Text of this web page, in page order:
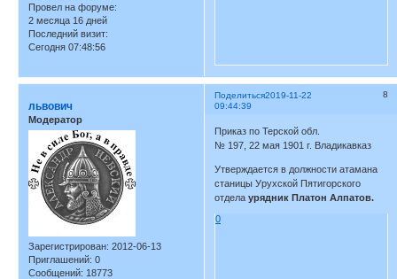
Провел на форуме:
2 месяца 16 дней
Последний визит:
Сегодня 07:48:56
Поделиться 8
2019-11-22
09:44:39
львович
Модератор
Зарегистрирован: 2012-06-13
Приглашений: 0
Сообщений: 18773
Приказ по Терской обл.
№ 197, 22 мая 1901 г. Владикавказ
Утверждается в должности атамана
станицы Урухской Пятигорского
отделаурядник Платон Алпатов.
0